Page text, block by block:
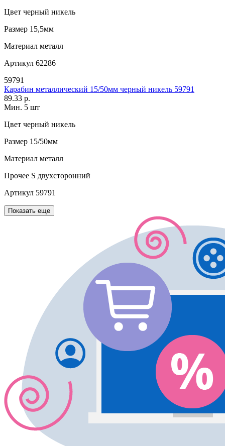
Цвет черный никель
Размер 15,5мм
Материал металл
Артикул 62286
59791
Карабин металлический 15/50мм черный никель 59791
89.33 р.
Мин. 5 шт
Цвет черный никель
Размер 15/50мм
Материал металл
Прочее S двухсторонний
Артикул 59791
Показать еще